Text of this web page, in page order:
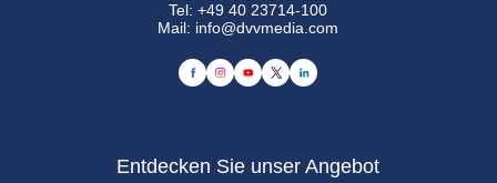
Tel:+49 40 23714-100
Mail: info@dvvmedia.com
Entdecken Sie unser Angebot